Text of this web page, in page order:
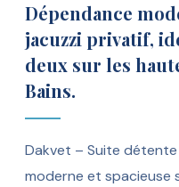
Dépendance
jacuzzi privatif,
deux sur les
Bains.
Dakvet – Suite
moderne et spacieuse